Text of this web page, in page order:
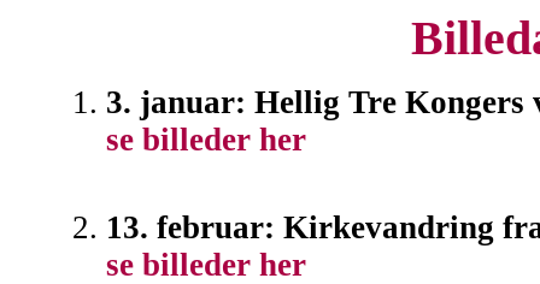
3. januar: Hellig Tre
se billeder her
13. februar: Kirkevandring
se billeder her